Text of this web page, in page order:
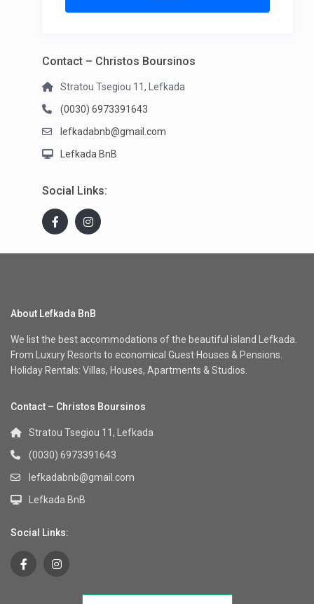
Contact – Christos Boursinos
Stratou Tsegiou 11, Lefkada
(0030) 6973391643
lefkadabnb@gmail.com
Lefkada BnB
Social Links:
About Lefkada BnB
We list the best accommodations of the beautiful island Lefkada.
From Luxury Resorts to economical Guest Houses & Pensions.
Holiday Rentals: Villas, Houses, Apartments & Studios.
Contact – Christos Boursinos
Stratou Tsegiou 11, Lefkada
(0030) 6973391643
lefkadabnb@gmail.com
Lefkada BnB
Social Links: